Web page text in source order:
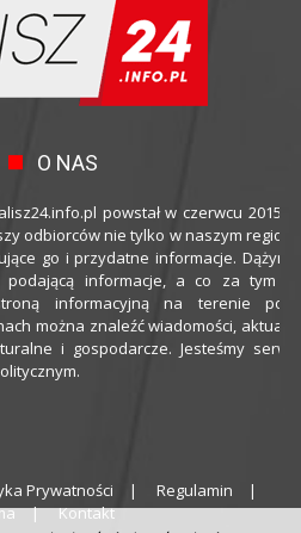
O NAS
powstał w czerwcu 2015
odbiorców nie tylko w naszym
go i przydatne informacje.
podającą informacje, a co za tym
informacyjną na terenie
można znaleźć wiadomości,
i gospodarcze. Jesteśmy
Prywatności
Regulamin
Kontakt